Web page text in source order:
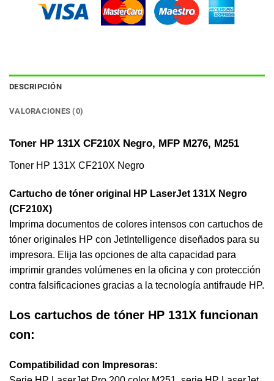
DESCRIPCIÓN
VALORACIONES (0)
Toner HP 131X CF210X Negro, MFP M276, M251
Toner HP 131X CF210X Negro
Cartucho de tóner original HP LaserJet 131X Negro
(CF210X)
Imprima documentos de colores intensos con cartuchos de
tóner originales HP con JetIntelligence diseñados para su
impresora. Elija las opciones de alta capacidad para
imprimir grandes volúmenes en la oficina y con protección
contra falsificaciones gracias a la tecnología antifraude HP.
Los cartuchos de tóner HP 131X funcionan
con:
Compatibilidad con Impresoras: